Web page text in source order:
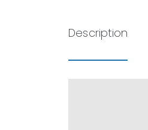
Description